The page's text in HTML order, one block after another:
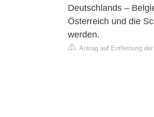
Deutschlands –
Österreich und die
werden.
Antrag auf Entfernung